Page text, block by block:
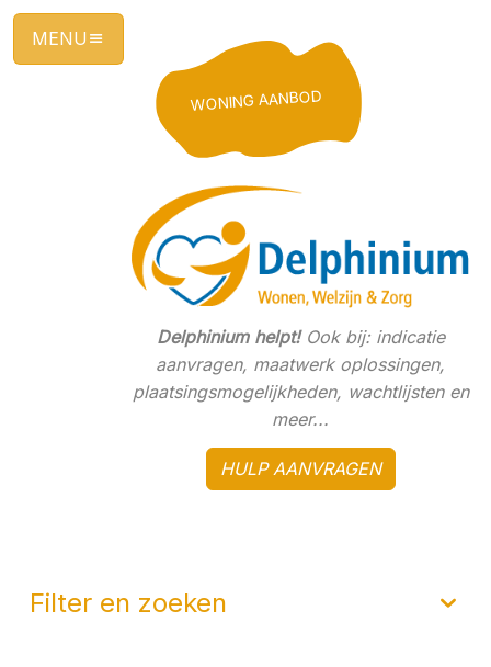
Ga
direct
naar
WONING AANBOD
Delphinium helpt! Ook bij: indicatie
aanvragen, maatwerk oplossingen,
plaatsingsmogelijkheden, wachtlijsten en
meer...
HULP AANVRAGEN
filter en zoeken